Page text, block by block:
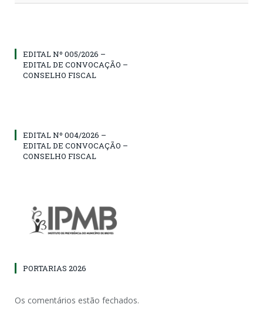
EDITAL Nº 005/2026 –
EDITAL DE CONVOCAÇÃO –
CONSELHO FISCAL
EDITAL Nº 004/2026 –
EDITAL DE CONVOCAÇÃO –
CONSELHO FISCAL
PORTARIAS 2026
Os comentários estão fechados.